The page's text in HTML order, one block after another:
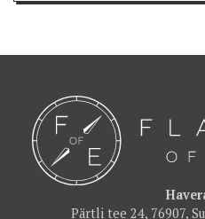
F-hoone
F.Burger
Fotografiska Restoran
Franzia
Pärtli tee 24, 76907,